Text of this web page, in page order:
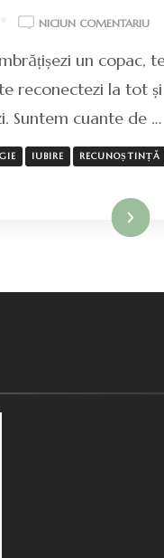
NICIUN COMENTARIULA
UN
BINE
CE?
un copac,
reconectezi la tot
Suntem cuante de …
IUBIRE RECUNOȘTINȚĂ
Mai mult